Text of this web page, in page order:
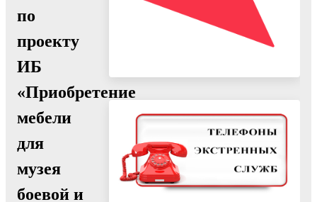
по
проекту
ИБ
«Приобретение
мебели
для
музея
боевой и